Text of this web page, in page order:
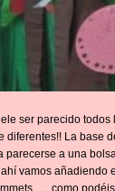
ser parecido todos
diferentes!! La base
parecerse a una
vamos añadiendo
como podéis